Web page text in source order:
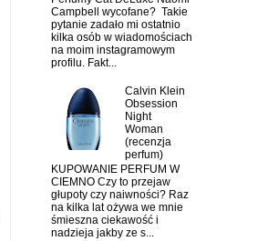
Campbell wycofane? Takie
pytanie zadało mi ostatnio
kilka osób w wiadomościach
na moim instagramowym
profilu. Fakt...
Calvin Klein
Obsession
Night
Woman
(recenzja
perfum)
KUPOWANIE PERFUM W
CIEMNO Czy to przejaw
głupoty czy naiwności? Raz
na kilka lat ożywa we mnie
śmieszna ciekawość i
nadzieja jakby ze s...